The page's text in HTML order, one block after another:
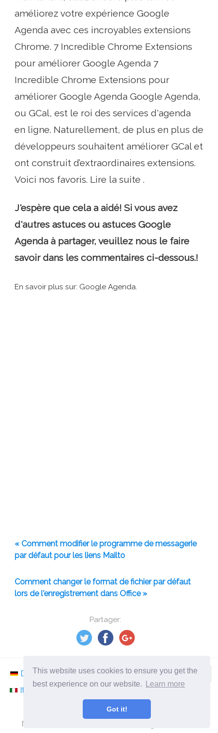
This website uses cookies to ensure you get the
best experience on our website.
Learn more
Got it!
Partager:
améliorez votre expérience Google
Agenda avec ces incroyables extensions
Chrome. 7 Incredible Chrome Extensions
pour améliorer Google Agenda 7
Incredible Chrome Extensions pour
améliorer Google Agenda Google Agenda,
ou GCal, est le roi des services d'agenda
en ligne. Naturellement, de plus en plus de
développeurs souhaitent améliorer GCal et
ont construit d’extraordinaires extensions.
Voici nos favoris. Lire la suite .
J'espère que cela a aidé! Si vous avez
d'autres astuces ou astuces Google
Agenda à partager, veuillez nous le faire
savoir dans les commentaires ci-dessous.!
En savoir plus sur: Google Agenda.
« Comment modifier le programme de messagerie
par défaut pour les liens Mailto
Comment changer le format de fichier par défaut
lors de l'enregistrement dans Office »
Deutsch Nederlands Svenska
Norsk
Italiano
Español Românesc
fr.ephesossoftware.com
Nouvelles du monde de la technologie moderne!